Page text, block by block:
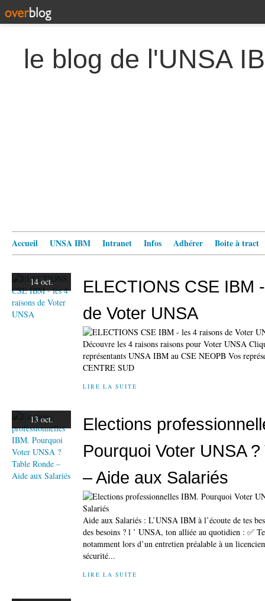
le blog de l'UNSA
Accueil UNSA IBM Intranet Infos Adhérer Boite à tract
14 oct.
ELECTIONS CSE IBM
de Voter UNSA
Découvre les 4 raisons raisons pour Voter UNSA
représentants UNSA IBM au CSE NEOPB Vos
CENTRE SUD
LIRE LA SUITE
13 oct.
Elections
Pourquoi Voter UNSA
– Aide aux Salariés
Aide aux Salariés : L’UNSA IBM à l’écoute de tes
des besoins ? l ’ UNSA, ton alliée au quotidien : ✅
notamment lors d’un entretien préalable à un
sécurité...
LIRE LA SUITE